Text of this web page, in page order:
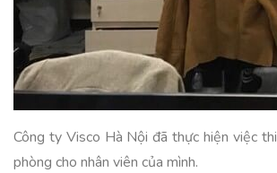
Công ty Visco Hà Nội đã thực hiện việc
phòng cho nhân viên của mình.